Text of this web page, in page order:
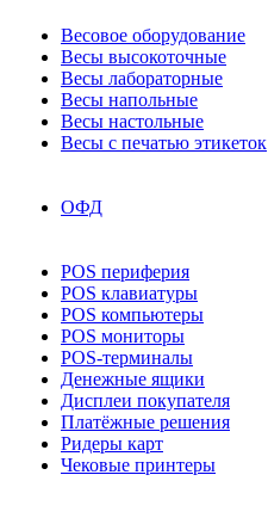
Весовое оборудование
Весы высокоточные
Весы лабораторные
Весы напольные
Весы настольные
Весы с печатью этикеток
ОФД
POS периферия
POS клавиатуры
POS компьютеры
POS мониторы
POS-терминалы
Денежные ящики
Дисплеи покупателя
Платёжные решения
Ридеры карт
Чековые принтеры